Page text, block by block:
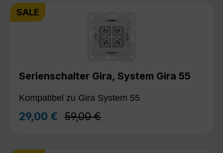
SALE
Serienschalter Gira, System Gira 55
Kompatibel zu Gira System 55
Verkaufspreis:
29,00 € Regulärer Preis:
59,00 €